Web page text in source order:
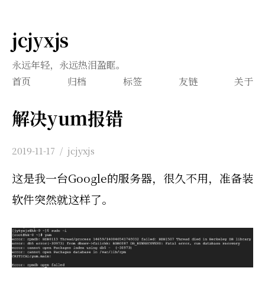
jcjyxjs
永远年轻，永远热泪盈眶。
首页
归档 标签 友链 关于
解决yum报错
2019-11-17 / jcjyxjs
这是我一台Google的服务器，很久不用，准备装
软件突然就这样了。